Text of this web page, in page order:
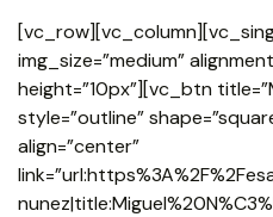
img_size=”medium”
height=”10px”][vc_btn
style=”outline”
align=”center”